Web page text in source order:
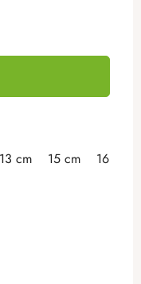
13 cm 15 cm 16 cm